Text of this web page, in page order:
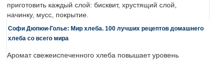
приготовить каждый слой: бисквит, хрустящий слой,
начинку, мусс, покрытие.
Софи Дюпюи-Голье: Мир хлеба. 100 лучших рецептов домашнего
хлеба со всего мира
Аромат свежеиспеченного хлеба повышает уровень